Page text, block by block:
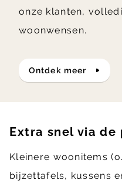
onze klanten,
woonwensen.
ontdek meer
Extra snel via de
Kleinere woonitems
bijzettafels, kussens